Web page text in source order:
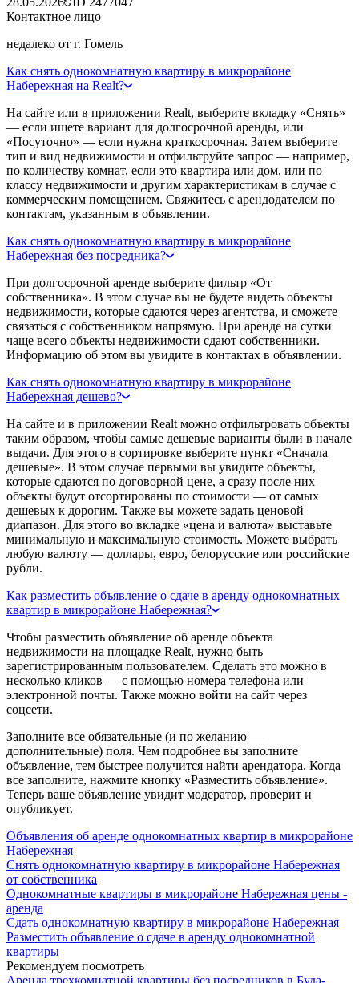
Контактное лицо
недалеко от г. Гомель
Как снять однокомнатную квартиру в микрорайоне
Набережная на Realt?
На сайте или в приложении Realt, выберите вкладку «Снять»
— если ищете вариант для долгосрочной аренды, или
«Посуточно» — если нужна краткосрочная. Затем выберите
тип и вид недвижимости и отфильтруйте запрос — например,
по количеству комнат, если это квартира или дом, или по
классу недвижимости и другим характеристикам в случае с
коммерческим помещением. Свяжитесь с арендодателем по
контактам, указанным в объявлении.
Как снять однокомнатную квартиру в микрорайоне
Набережная без посредника?
При долгосрочной аренде выберите фильтр «От
собственника». В этом случае вы не будете видеть объекты
недвижимости, которые сдаются через агентства, и сможете
связаться с собственником напрямую. При аренде на сутки
чаще всего объекты недвижимости сдают собственники.
Информацию об этом вы увидите в контактах в объявлении.
Как снять однокомнатную квартиру в микрорайоне
Набережная дешево?
На сайте и в приложении Realt можно отфильтровать объекты
таким образом, чтобы самые дешевые варианты были в начале
выдачи. Для этого в сортировке выберите пункт «Сначала
дешевые». В этом случае первыми вы увидите объекты,
которые сдаются по договорной цене, а сразу после них
объекты будут отсортированы по стоимости — от самых
дешевых к дорогим. Также вы можете задать ценовой
диапазон. Для этого во вкладке «цена и валюта» выставьте
минимальную и максимальную стоимость. Можете выбрать
любую валюту — доллары, евро, белорусские или российские
рубли.
Как разместить объявление о сдаче в аренду однокомнатных
квартир в микрорайоне Набережная?
Чтобы разместить объявление об аренде объекта
недвижимости на площадке Realt, нужно быть
зарегистрированным пользователем. Сделать это можно в
несколько кликов — с помощью номера телефона или
электронной почты. Также можно войти на сайт через
соцсети.
Заполните все обязательные (и по желанию —
дополнительные) поля. Чем подробнее вы заполните
объявление, тем быстрее получится найти арендатора. Когда
все заполните, нажмите кнопку «Разместить объявление».
Теперь ваше объявление увидит модератор, проверит и
опубликует.
Объявления об аренде однокомнатных квартир в микрорайоне
Набережная
Снять однокомнатную квартиру в микрорайоне Набережная
от собственника
Однокомнатные квартиры в микрорайоне Набережная цены -
аренда
Сдать однокомнатную квартиру в микрорайоне Набережная
Разместить объявление о сдаче в аренду однокомнатной
квартиры
Рекомендуем посмотреть
Аренда трехкомнатной квартиры без посредников в Буда-